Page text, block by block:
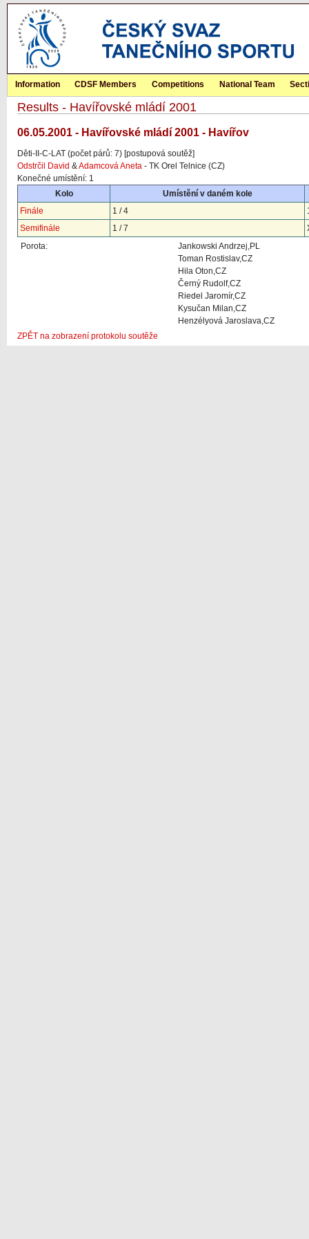
Information CDSF Members Competitions National Team
Results - Havířovské mládí 2001
06.05.2001 - Havířovské mládí 2001 - Havířov
Děti-II-C-LAT (počet párů: 7) [postupová soutěž]
Odstrčil David &Adamcová Aneta - TK Orel Telnice (CZ)
Konečné umístění: 1
Kolo
Umístění v daném kole
Finále
1 / 4
Semifinále
1 / 7
Porota:
Jankowski Andrzej,PL
Toman Rostislav,CZ
Hila Oton,CZ
Černý Rudolf,CZ
Riedel Jaromír,CZ
Kysučan Milan,CZ
Henzélyová Jaroslava,CZ
ZPĚT na zobrazení protokolu soutěže